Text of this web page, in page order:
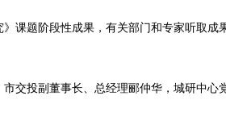
课题阶段性成果，有关部门和专家听取成
交投副董事长、总经理郦仲华，城研中心